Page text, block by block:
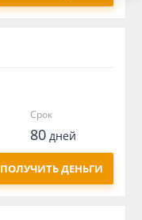
Срок
80дней
ПОЛУЧИТЬ ДЕНЬГИ